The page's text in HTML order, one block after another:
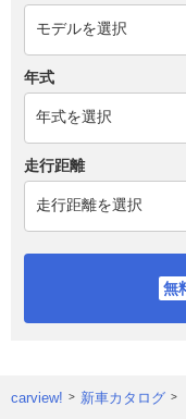
年式
走行距離
carview! 新車カタログ